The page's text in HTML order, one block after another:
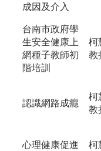
成因及介入
台南市政府學
生安全健康上
網種子教師初
階培訓
柯
教
認識網路成癮
柯
教
心理健康促進 柯